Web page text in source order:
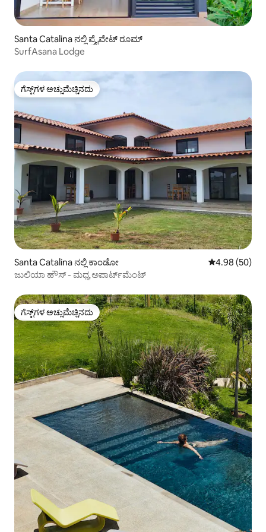
Santa Catalina ನಲ್ಲಿ ಪ್ರೈವೇಟ್ ರೂಮ್
SurfAsana Lodge
ಗೆಸ್ಟ್‌ಗಳ ಅಚ್ಚುಮೆಚ್ಚಿನದು
ಗೆಸ್ಟ್‌ಗಳ ಅಚ್ಚುಮೆಚ್ಚಿನದು
Santa Catalina ನಲ್ಲಿ ಕಾಂಡೋ 5 ರಲ್ಲಿ 4.98
4.98 (50)
ಜುಲಿಯಾ ಹೌಸ್ - ಮಧ್ಯ ಅಪಾರ್ಟ್‌ಮೆಂಟ್
ಗೆಸ್ಟ್‌ಗಳ ಅಚ್ಚುಮೆಚ್ಚಿನದು
ಗೆಸ್ಟ್‌ಗಳ ಅಚ್ಚುಮೆಚ್ಚಿನದು